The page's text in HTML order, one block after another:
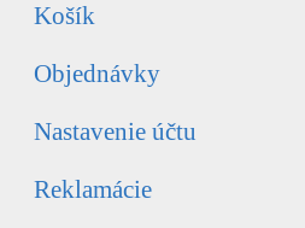
Košík
Objednávky
Nastavenie účtu
Reklamácie